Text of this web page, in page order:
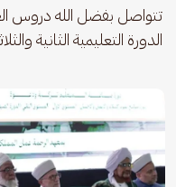
​تتواصل بفضل الله دروس
الدورة التعليمية الثانية